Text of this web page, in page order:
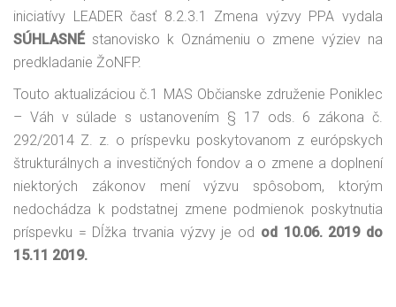
iniciatívy LEADER časť 8.2.3.1 Zmena výzvy PPA vydala
SÚHLASNÉ stanovisko k Oznámeniu o zmene výziev na
predkladanie ŽoNFP.
Touto aktualizáciou č.1 MAS Občianske združenie Poniklec
– Váh v súlade s ustanovením § 17 ods. 6 zákona č.
292/2014 Z. z. o príspevku poskytovanom z európskych
štrukturálnych a investičných fondov a o zmene a doplnení
niektorých zákonov mení výzvu spôsobom, ktorým
nedochádza k podstatnej zmene podmienok poskytnutia
príspevku = Dĺžka trvania výzvy je od od 10.06. 2019 do
15.11 2019.